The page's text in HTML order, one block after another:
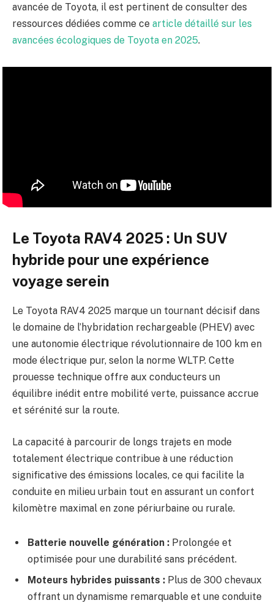
avancée de Toyota, il est pertinent de consulter des
ressources dédiées comme ce article détaillé sur les
avancées écologiques de Toyota en 2025.
Le Toyota RAV4 2025 : Un SUV
hybride pour une expérience
voyage serein
Le Toyota RAV4 2025 marque un tournant décisif dans
le domaine de l’hybridation rechargeable (PHEV) avec
une autonomie électrique révolutionnaire de 100 km en
mode électrique pur, selon la norme WLTP. Cette
prouesse technique offre aux conducteurs un
équilibre inédit entre mobilité verte, puissance accrue
et sérénité sur la route.
La capacité à parcourir de longs trajets en mode
totalement électrique contribue à une réduction
significative des émissions locales, ce qui facilite la
conduite en milieu urbain tout en assurant un confort
kilomètre maximal en zone périurbaine ou rurale.
Batterie nouvelle génération : Prolongée et
optimisée pour une durabilité sans précédent.
Moteurs hybrides puissants : Plus de 300 chevaux
offrant un dynamisme remarquable et une conduite